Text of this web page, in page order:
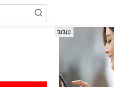
tutup